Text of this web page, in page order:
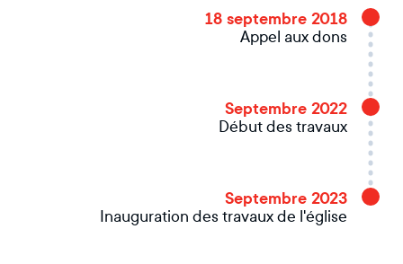
18 septembre 2018
Appel aux dons
Septembre 2022
Début des travaux
Septembre 2023
Inauguration des travaux de l'église